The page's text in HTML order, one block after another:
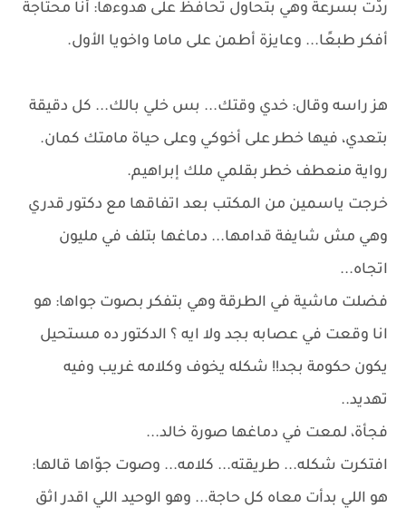
ردّت بسرعة وهي بتحاول تحافظ على هدوءها: أنا محتاجة
أفكر طبعًا... وعايزة أطمن على ماما واخويا الأول.
هز راسه وقال: خدي وقتك... بس خلي بالك... كل دقيقة
بتعدي، فيها خطر على أخوكي وعلى حياة مامتك كمان.
رواية منعطف خطر بقلمي ملك إبراهيم.
خرجت ياسمين من المكتب بعد اتفاقها مع دكتور قدري
وهي مش شايفة قدامها... دماغها بتلف في مليون
اتجاه...
فضلت ماشية في الطرقة وهي بتفكر بصوت جواها: هو
انا وقعت في عصابه بجد ولا ايه ؟ الدكتور ده مستحيل
يكون حكومة بجد!! شكله يخوف وكلامه غريب وفيه
تهديد..
فجأة، لمعت في دماغها صورة خالد...
افتكرت شكله... طريقته... كلامه... وصوت جوّاها قالها:
هو اللي بدأت معاه كل حاجة... وهو الوحيد اللي اقدر اثق